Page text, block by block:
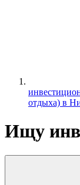
отдыха) в
Ищу